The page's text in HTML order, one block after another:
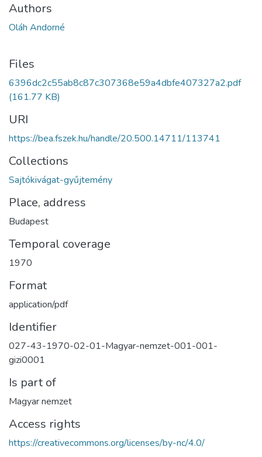
Authors
Oláh Andorné
Files
6396dc2c55ab8c87c307368e59a4dbfe407327a2.pdf
(161.77 KB)
URI
https://bea.fszek.hu/handle/20.500.14711/113741
Collections
Sajtókivágat-gyűjtemény
Place, address
Budapest
Temporal coverage
1970
Format
application/pdf
Identifier
027-43-1970-02-01-Magyar-nemzet-001-001-
gizi0001
Is part of
Magyar nemzet
Access rights
https://creativecommons.org/licenses/by-nc/4.0/